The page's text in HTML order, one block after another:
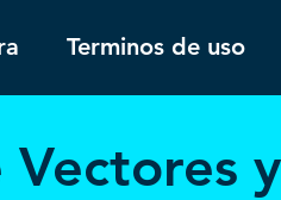
Terminos de uso
Vectores